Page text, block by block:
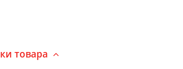
товара